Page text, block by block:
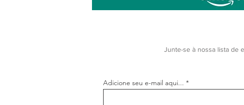
Junte-se à nossa lista de
Adicione seu e-mail aqui...